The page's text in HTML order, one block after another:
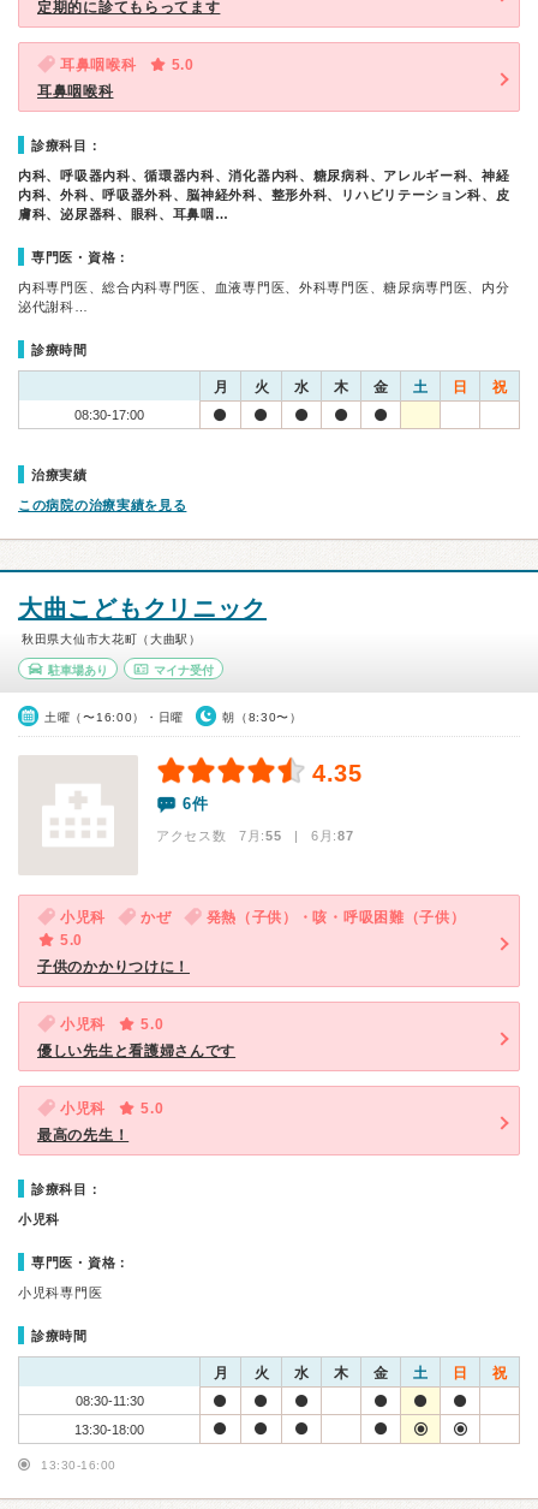
定期的に診てもらってます
耳鼻咽喉科
5.0
耳鼻咽喉科
診療科目：
内科、呼吸器内科、循環器内科、消化器内科、糖尿病科、アレルギー科、神経
内科、外科、呼吸器外科、脳神経外科、整形外科、リハビリテーション科、皮
膚科、泌尿器科、眼科、耳鼻咽…
専門医・資格：
内科専門医、総合内科専門医、血液専門医、外科専門医、糖尿病専門医、内分
泌代謝科…
診療時間
月 火 水 木 金 土 日 祝
08:30-17:00
治療実績
この病院の治療実績を見る
大曲こどもクリニック
秋田県大仙市大花町（大曲駅）
駐車場あり マイナ受付
土曜（〜16:00）・日曜 朝（8:30〜）
4.35
6件
アクセス数 7月:55 | 6月:87
小児科 かぜ
発熱（子供）・咳・呼吸困難（子供）
5.0
子供のかかりつけに！
小児科
5.0
優しい先生と看護婦さんです
小児科
5.0
最高の先生！
診療科目：
小児科
専門医・資格：
小児科専門医
診療時間
月 火 水 木 金 土 日 祝
08:30-11:30
13:30-18:00
13:30-16:00